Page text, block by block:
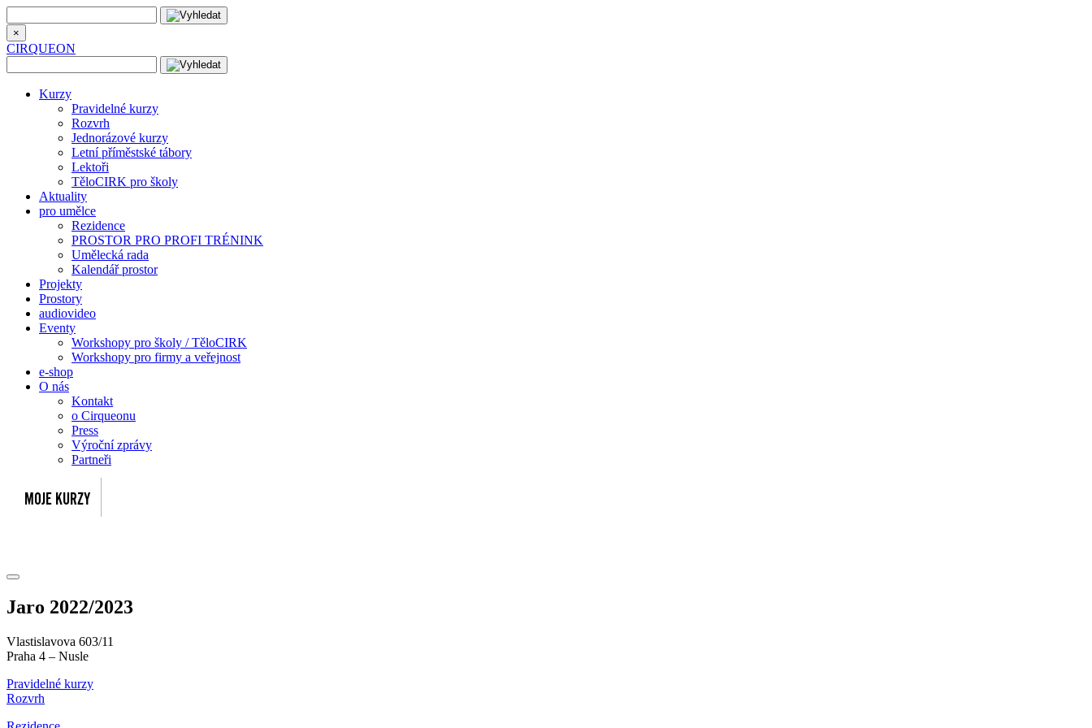
×
CIRQUEON
Kurzy
Pravidelné kurzy
Rozvrh
Jednorázové kurzy
Letní příměstské tábory
Lektoři
TěloCIRK pro školy
Aktuality
pro umělce
Rezidence
PROSTOR PRO PROFI TRÉNINK
Umělecká rada
Kalendář prostor
Projekty
Prostory
audiovideo
Eventy
Workshopy pro školy / TěloCIRK
Workshopy pro firmy a veřejnost
e-shop
O nás
Kontakt
o Cirqueonu
Press
Výroční zprávy
Partneři
Jaro 2022/2023
Vlastislavova 603/11
Praha 4 – Nusle
Pravidelné kurzy
Rozvrh